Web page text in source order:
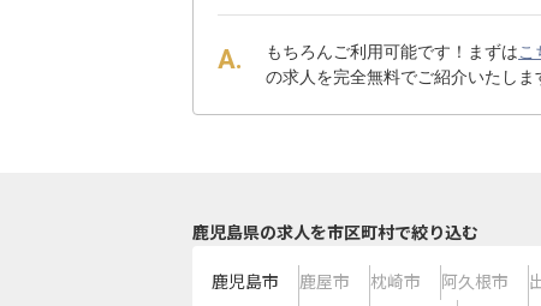
もちろんご利用可能です！まずはこ
の求人を完全無料でご紹介いたしま
鹿児島県の求人を市区町村で絞り込む
鹿児島市 鹿屋市 枕崎市 阿久根市